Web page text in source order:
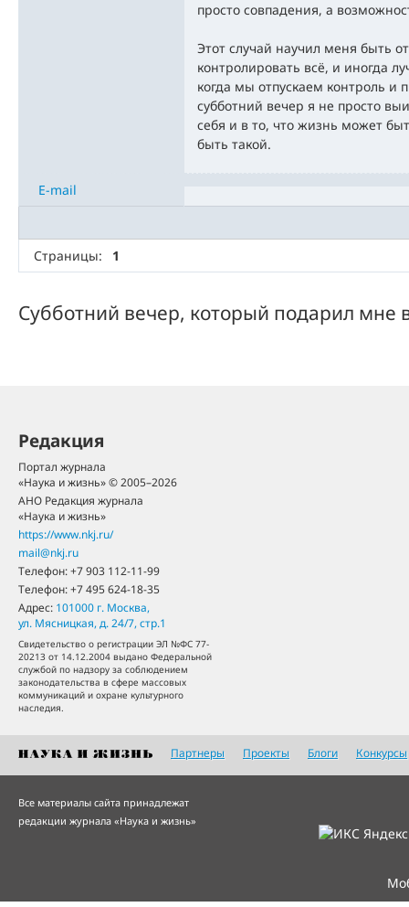
просто совпадения, а
Этот случай научил меня
контролировать всё, и иногда
когда мы отпускаем контроль и
субботний вечер я не просто
себя и в то, что жизнь может
быть такой.
E-mail
Страницы: 1
Субботний вечер, который подарил мне
Редакция
Портал журнала
«Наука и жизнь» © 2005–2026
АНО Редакция журнала
«Наука и жизнь»
https://www.nkj.ru/
mail@nkj.ru
Телефон:+7 903 112-11-99
Телефон:+7 495 624-18-35
Адрес: 101000 г. Москва,
ул. Мясницкая, д. 24/7, стр.1
Свидетельство о регистрации ЭЛ №ФС 77-
20213 от 14.12.2004 выдано Федеральной
службой по надзору за соблюдением
законодательства в сфере массовых
коммуникаций и охране культурного
наследия.
Партнеры Проекты Блоги Конкурсы
Все материалы сайта принадлежат
редакции журнала «Наука и жизнь»